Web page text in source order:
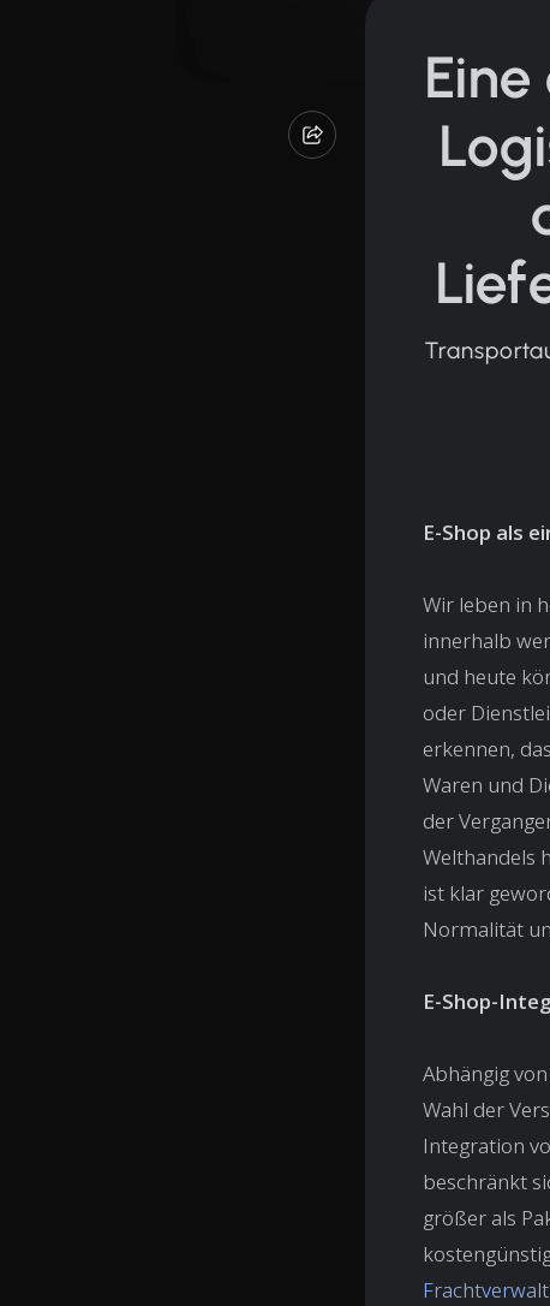
E-Shop als
Wir leben in
innerhalb
und heute
oder
erkennen,
Waren und
der
Welthandels
ist klar
Normalität
E-Shop-
Abhängig
Wahl der
Integration
beschränkt
größer als